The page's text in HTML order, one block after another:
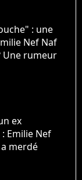
: une
Nef Naf
Une rumeur
ex
Emilie Nef
merdé